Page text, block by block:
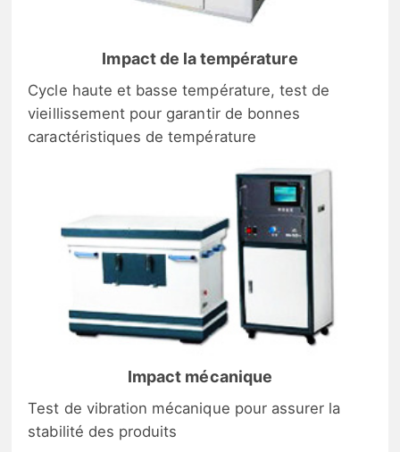
Impact de la température
Cycle haute et basse température, test de
vieillissement pour garantir de bonnes
caractéristiques de température
Impact mécanique
Test de vibration mécanique pour assurer la
stabilité des produits